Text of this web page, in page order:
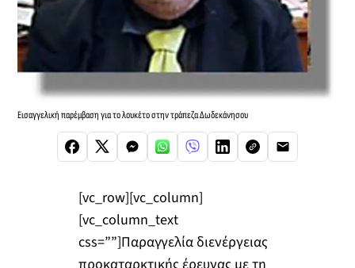
Εισαγγελική παρέμβαση για το λουκέτο στην τράπεζα Δωδεκάνησου
[vc_row][vc_column]
[vc_column_text
css=””]Παραγγελία διενέργειας